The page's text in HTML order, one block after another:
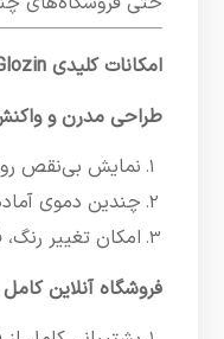
امکانات کلیدی Glozin
طراحی مدرن و
نمایش بی‌نقص
چندین دموی
امکان تغییر
فروشگاه آنلاین کامل